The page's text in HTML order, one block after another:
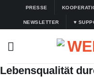
springen
PRESSE
NEWSLETTER ♥
Lebensqualität